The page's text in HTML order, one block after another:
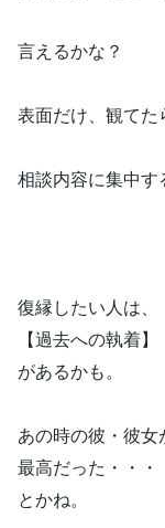
言えるかな？
表面だけ、観てた
相談内容に集中
復縁したい人は、
【過去への執着】
があるかも。
あの時の彼・彼女
最高だった・・・
とかね。